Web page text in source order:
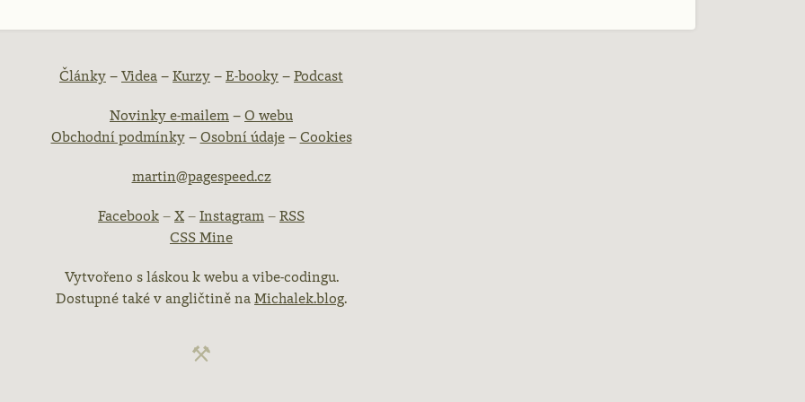
Články–Videa–Kurzy–E-booky–Podcast
Novinky e-mailem–O webu
Obchodní podmínky–Osobní údaje–Cookies
martin@pagespeed.cz
Facebook–X–Instagram–RSS
CSS Mine
Vytvořeno s láskou k webu a vibe-codingu.
Dostupné také v angličtině naMichalek.blog.